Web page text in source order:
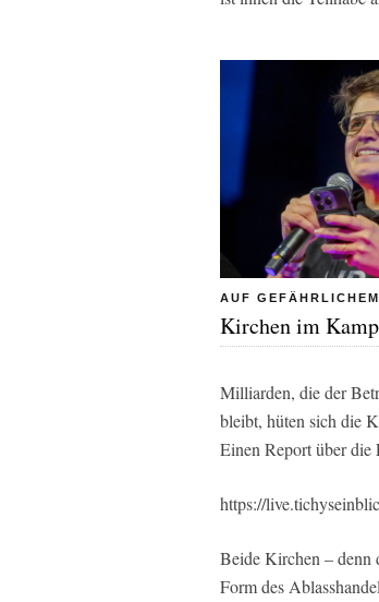
AUF
Kirchen im
Milliarden, die der
bleibt, hüten sich die
Einen Report über die
https://
Beide Kirchen – denn
Form des